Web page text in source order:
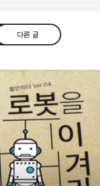
다른 글
라인 트위터